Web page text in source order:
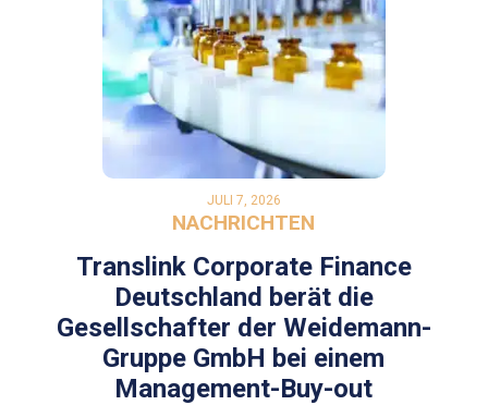
JULI 7, 2026
NACHRICHTEN
Translink Corporate Finance
Deutschland berät die
Gesellschafter der Weidemann-
Gruppe GmbH bei einem
Management-Buy-out